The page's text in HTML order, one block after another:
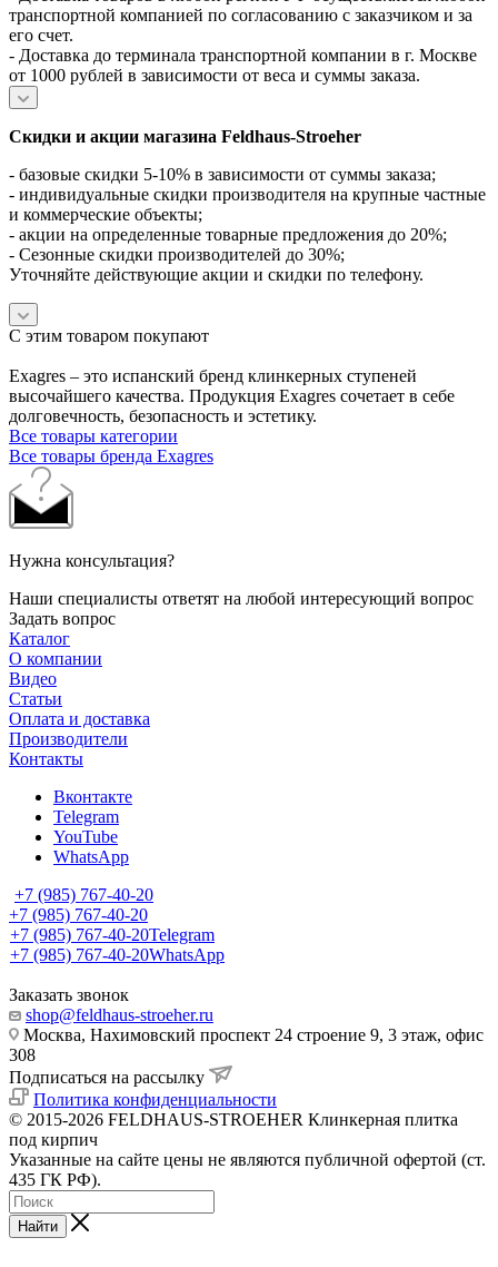
транспортной компанией по согласованию с заказчиком и за
его счет.
- Доставка до терминала транспортной компании в г. Москве
от 1000 рублей в зависимости от веса и суммы заказа.
Скидки и акции магазина Feldhaus-Stroeher
- базовые скидки 5-10% в зависимости от суммы заказа;
- индивидуальные скидки производителя на крупные частные
и коммерческие объекты;
- акции на определенные товарные предложения до 20%;
- Сезонные скидки производителей до 30%;
Уточняйте действующие акции и скидки по телефону.
С этим товаром покупают
Exagres – это испанский бренд клинкерных ступеней
высочайшего качества. Продукция Exagres сочетает в себе
долговечность, безопасность и эстетику.
Все товары категории
Все товары бренда Exagres
Нужна консультация?
Наши специалисты ответят на любой интересующий вопрос
Задать вопрос
Каталог
О компании
Видео
Статьи
Оплата и доставка
Производители
Контакты
Вконтакте
Telegram
YouTube
WhatsApp
+7 (985) 767-40-20
+7 (985) 767-40-20
+7 (985) 767-40-20Telegram
+7 (985) 767-40-20WhatsApp
Заказать звонок
shop@feldhaus-stroeher.ru
Москва, Нахимовский проспект 24 строение 9, 3 этаж, офис
308
Подписаться на рассылку
Политика конфиденциальности
© 2015-2026 FELDHAUS-STROEHER Клинкерная плитка
под кирпич
Указанные на сайте цены не являются публичной офертой (ст.
435 ГК РФ).
Найти